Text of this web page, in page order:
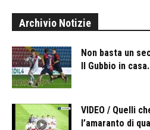
Archivio Notizie
Non basta un
Il Gubbio in
VIDEO / Quelli
l’amaranto di